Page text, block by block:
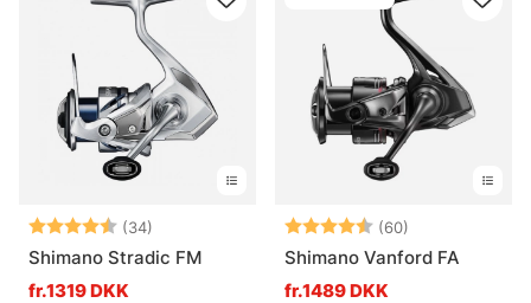
Vurdering: (34)
4.8 ud af 5 stjerner
Shimano Stradic FM
fr.1319 DKK
Vurdering: (60)
Shimano Vanford FA
fr.1489 DKK